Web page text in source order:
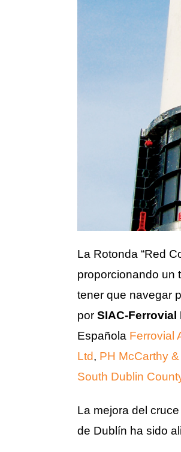
La Rotonda “Red
proporcionando un
tener que navegar
por SIAC-Ferrovial
Española Ferrovial
Ltd, PH McCarthy
South Dublin
La mejora del
de Dublín ha sido